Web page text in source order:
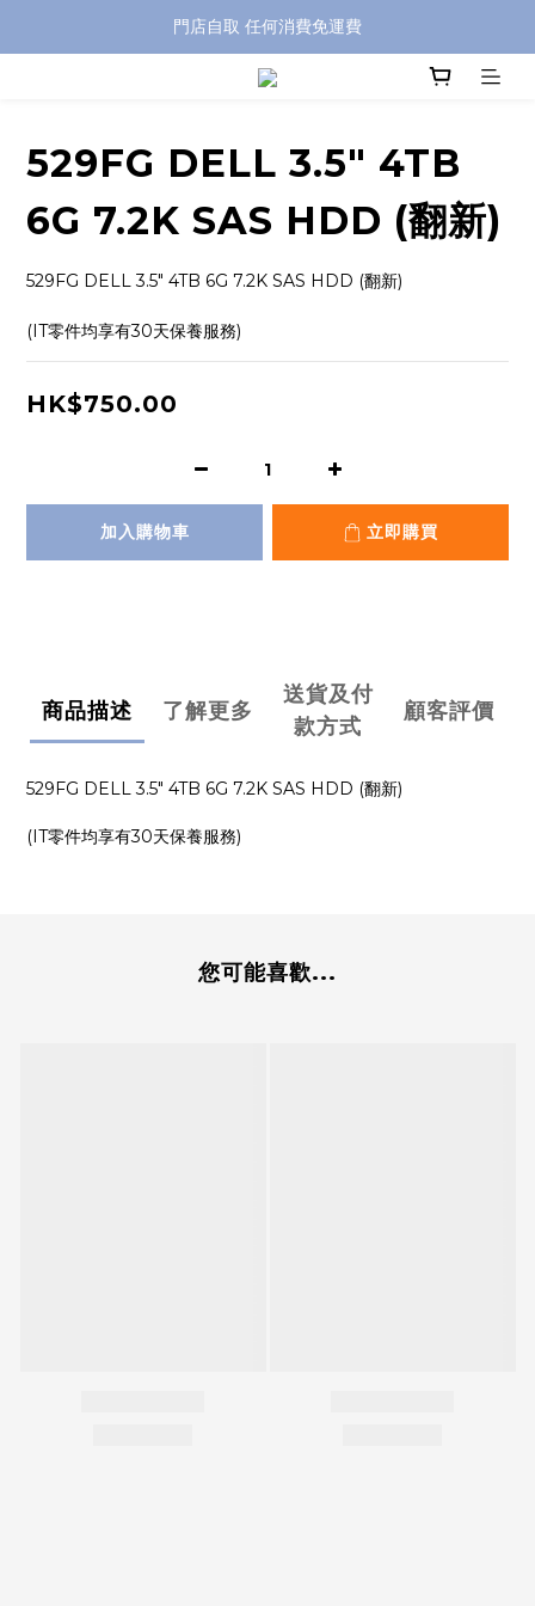
特別優惠: 訂單滿 HKD$499 免運費
門店自取 任何消費免運費
特別優惠: 訂單滿 HKD$499 免運費
529FG DELL 3.5" 4TB
6G 7.2K SAS HDD (翻新)
529FG DELL 3.5" 4TB 6G 7.2K SAS HDD (翻新)
(IT零件均享有30天保養服務)
HK$750.00
加入購物車 立即購買
商品描述 了解更多
送貨及付
款方式
顧客評價
529FG DELL 3.5" 4TB 6G 7.2K SAS HDD (翻新)
(IT零件均享有30天保養服務)
您可能喜歡...